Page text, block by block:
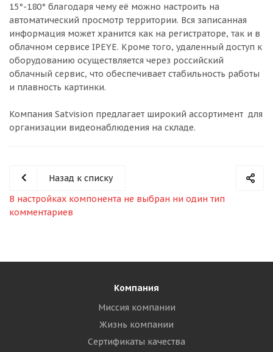
15°-180° благодаря чему её можно настроить на
автоматический просмотр территории. Вся записанная
информация может хранится как на регистраторе, так и в
облачном сервисе IPEYE. Кроме того, удаленный доступ к
оборудованию осуществляется через российский
облачный сервис, что обеспечивает стабильность работы
и плавность картинки.
Компания Satvision предлагает широкий ассортимент для
организации видеонаблюдения на складе.
Назад к списку
В настройках компонента не выбран ни один тип
комментариев
Компания
Миссия компании
Жизнь компании
Сертификаты качества